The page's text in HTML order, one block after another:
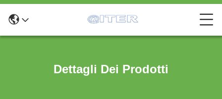
Dettagli Dei Prodotti